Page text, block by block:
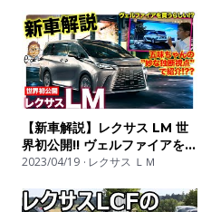
ーラー側に採用された電動
後方の車輪が前輪の動きに
、長い車体の内輪差を抑
本来の取り回し性能を維持
た。
、車中泊、バンライフ、ポ
【新車解説】レクサス LM 世
界初公開!! ヴェルファイアを買
う（らしい!?）五味ちゃん
CarLife with 五味やすたか
2023/04/19 レクサス ＬＭ